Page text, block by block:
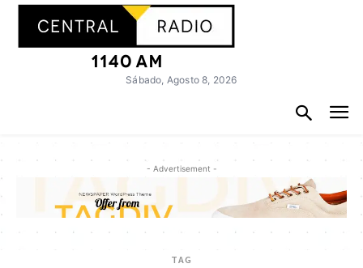
Sábado, Agosto 8, 2026
- Advertisement -
TAG